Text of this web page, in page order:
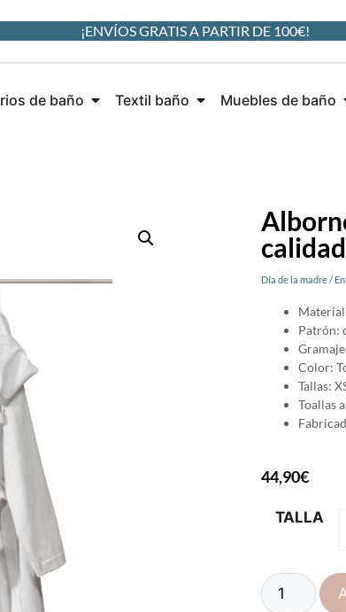
¡ENVÍOS GRATIS A PARTIR DE 100€!
de baño Textil baño Muebles de baño
Día de la madre/
Patrón:
Color:
Tallas:
Toallas
44,90€
TALLA